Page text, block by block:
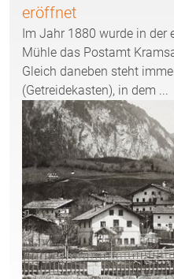
eröffnet
Im Jahr 1880 wurde in der
Mühle das Postamt
Gleich daneben steht
(Getreidekasten), in dem ...